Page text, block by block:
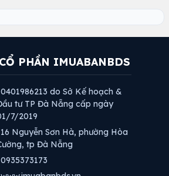
PHẦN IMUABANBDS
do Sở Kế hoạch &
tư TP Đà Nẵng cấp ngày
7/2019
Nguyễn Sơn Hà, phường Hòa
tp Đà Nẵng